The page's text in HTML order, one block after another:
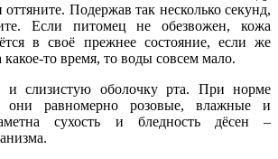
Подержав так несколько секунд,
Если питомец не обезвожен, кожа
в своё прежнее состояние, если же
какое-то время, то воды совсем мало.
и слизистую оболочку рта. При норме
они равномерно розовые, влажные и
сухость и бледность дёсен –